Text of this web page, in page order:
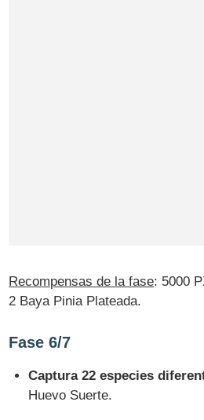
Recompensas de la fase: 5000
2 Baya Pinia Plateada.
Fase 6/7
Captura 22 especies
Huevo Suerte.